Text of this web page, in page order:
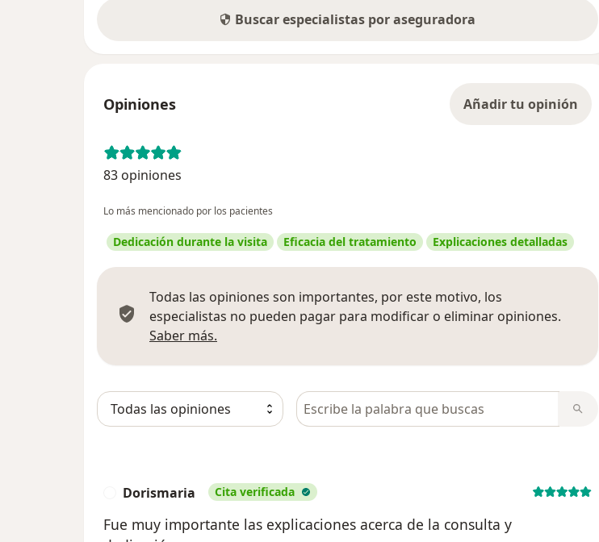
Buscar especialistas por aseguradora
Opiniones Añadir tu opinión
83 opiniones
Lo más mencionado por los pacientes
Dedicación durante la visita Eficacia del tratamiento Explicaciones detalladas
Todas las opiniones son importantes, por este motivo, los
especialistas no pueden pagar para modificar o eliminar opiniones.
Saber más.
Busca en opiniones
Dorismaria Cita verificada
Fue muy importante las explicaciones acerca de la consulta y